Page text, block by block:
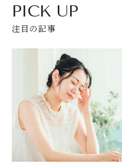
PICK UP
注目の記事